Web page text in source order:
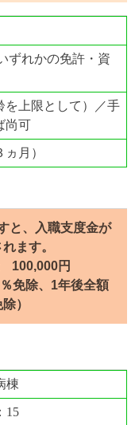
れかの免許・資
を上限として）／手
尚可
月）
と、入職支度金が
ます。
100,000円
免除、1年後全額
）
棟